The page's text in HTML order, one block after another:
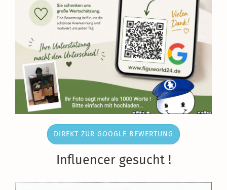
DIREKT ZUR GOOGLE BEWERTUNG
Influencer gesucht !